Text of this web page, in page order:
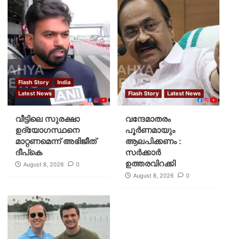
Flash Story
India
Latest News
വീട്ടിലെ സുരക്ഷാ
ഉദ്യോഗസ്ഥനെ
മാറ്റണമെന്ന് അഭിജീത്
ദീപ്‌കെ
August 8, 2026 0
Flash Story Latest News
വന്ദേമാതരം
പൂര്‍ണമായും
ആലപിക്കണം :
സര്‍ക്കാര്‍
ഉത്തരവിറക്കി
August 8, 2026 0